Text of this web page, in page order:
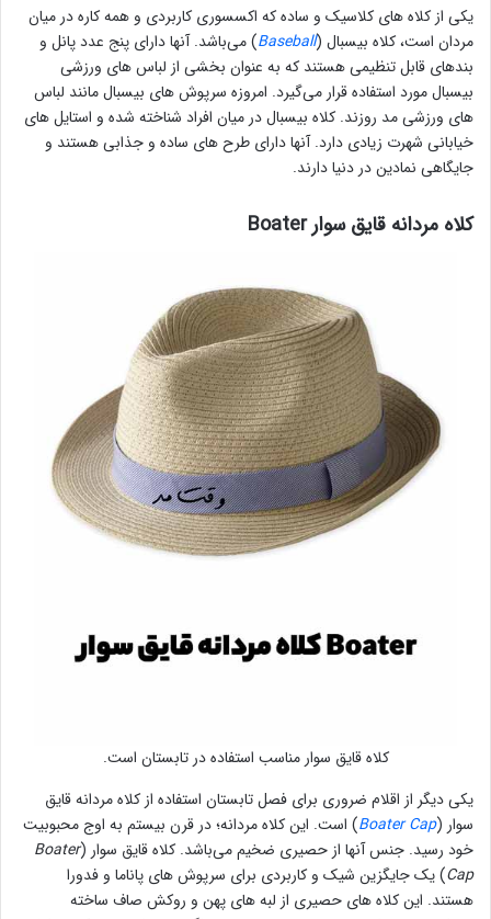
یکی از کلاه های کلاسیک و ساده که اکسسوری کاربردی و همه کاره در میان
مردان است، کلاه بیسبال (Baseball) می‌باشد. آنها دارای پنج عدد پانل و
بندهای قابل تنظیمی‌ هستند که به عنوان بخشی از لباس های ورزشی
بیسبال مورد استفاده قرار می‌گیرد. امروزه سرپوش های بیسبال مانند لباس
های ورزشی مد روزند. کلاه بیسبال در میان افراد شناخته شده و استایل های
خیابانی شهرت زیادی دارد. آنها دارای طرح های ساده و جذابی هستند و
جایگاهی نمادین در دنیا دارند.
کلاه مردانه قایق سوار Boater
کلاه قایق سوار مناسب استفاده در تابستان است.
یکی دیگر از اقلام ضروری برای فصل تابستان استفاده از کلاه مردانه قایق
سوار (Boater Cap) است. این کلاه مردانه؛ در قرن بیستم به اوج محبوبیت
خود رسید. جنس آنها از حصیری ضخیم می‌باشد. کلاه قایق سوار (Boater
Cap) یک جایگزین شیک و کاربردی برای سرپوش های پاناما و فدورا
هستند. این کلاه های حصیری از لبه های پهن و روکش صاف ساخته